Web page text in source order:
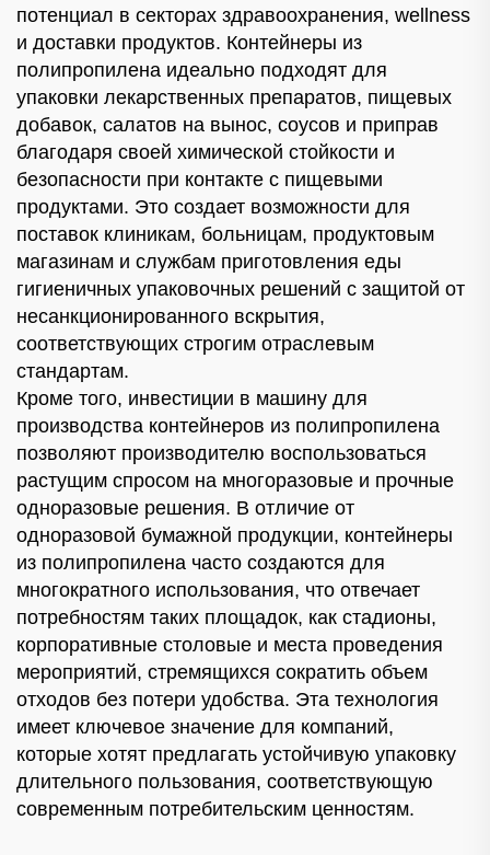
потенциал в секторах здравоохранения, wellness
и доставки продуктов. Контейнеры из
полипропилена идеально подходят для
упаковки лекарственных препаратов, пищевых
добавок, салатов на вынос, соусов и приправ
благодаря своей химической стойкости и
безопасности при контакте с пищевыми
продуктами. Это создает возможности для
поставок клиникам, больницам, продуктовым
магазинам и службам приготовления еды
гигиеничных упаковочных решений с защитой от
несанкционированного вскрытия,
соответствующих строгим отраслевым
стандартам.
Кроме того, инвестиции в машину для
производства контейнеров из полипропилена
позволяют производителю воспользоваться
растущим спросом на многоразовые и прочные
одноразовые решения. В отличие от
одноразовой бумажной продукции, контейнеры
из полипропилена часто создаются для
многократного использования, что отвечает
потребностям таких площадок, как стадионы,
корпоративные столовые и места проведения
мероприятий, стремящихся сократить объем
отходов без потери удобства. Эта технология
имеет ключевое значение для компаний,
которые хотят предлагать устойчивую упаковку
длительного пользования, соответствующую
современным потребительским ценностям.